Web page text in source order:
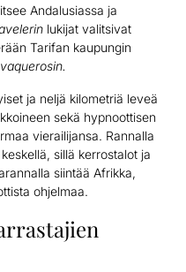
Andalusiassa ja
lukijat valitsivat
Tarifan kaupungin
ja neljä kilometriä leveä
sekä hypnoottisen
vierailijansa. Rannalla
sillä kerrostalot ja
siintää Afrikka,
ohjelmaa.